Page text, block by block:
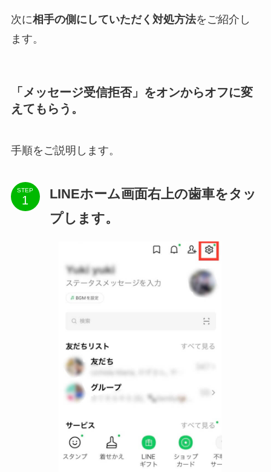
次に相手の側にしていただく対処方法をご紹介し
ます。
「メッセージ受信拒否」をオンからオフに変
えてもらう。
手順をご説明します。
STEP
LINEホーム画面右上の歯車をタッ
プします。